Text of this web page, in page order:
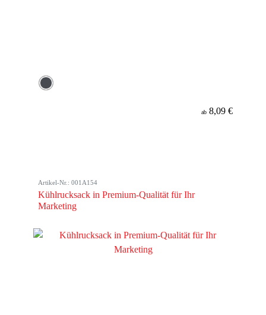
ab 8,09 €
Artikel-Nr.: 001A154
Kühlrucksack in Premium-Qualität für Ihr
Marketing